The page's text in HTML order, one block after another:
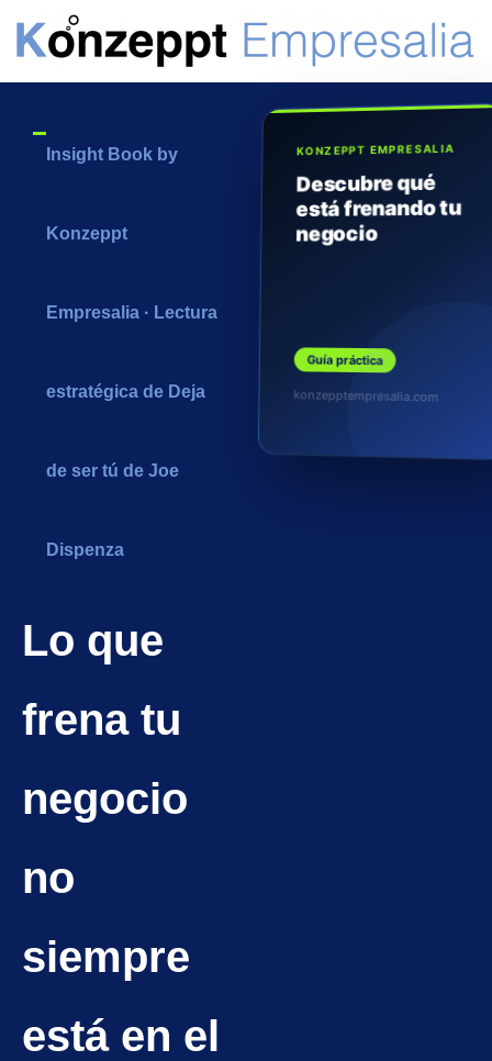
Insight Book by
Konzeppt
Empresalia · Lectura
estratégica de Deja
de ser tú de Joe
Dispenza
Lo que
frena tu
negocio
no
siempre
está en el
KONZEPPT EMPRESALIA
Descubre qué
está frenando tu
negocio
Guía práctica
konzepptempresalia.com